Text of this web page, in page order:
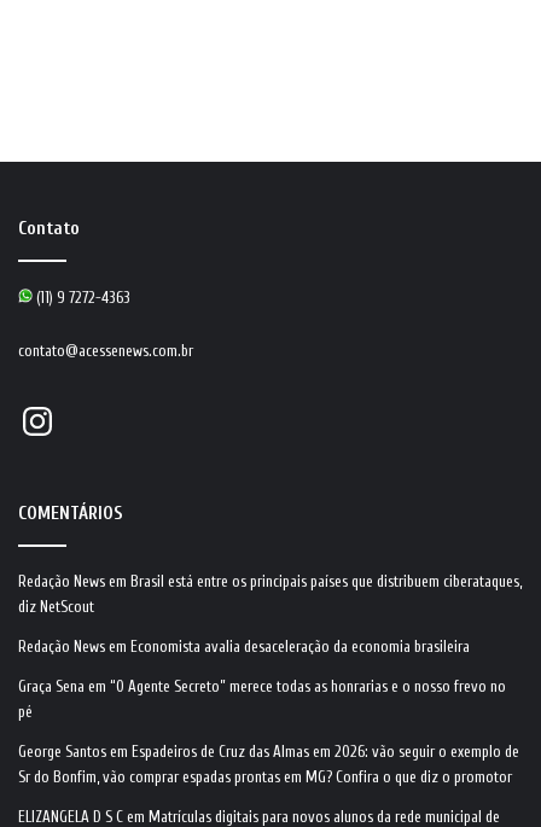
Contato
(11) 9 7272-4363
contato@acessenews.com.br
Instagram
COMENTÁRIOS
Redação News em Brasil está entre os principais países que distribuem ciberataques,
diz NetScout
Redação News em Economista avalia desaceleração da economia brasileira
Graça Sena em “O Agente Secreto” merece todas as honrarias e o nosso frevo no
pé
George Santos em Espadeiros de Cruz das Almas em 2026: vão seguir o exemplo de
Sr do Bonfim, vão comprar espadas prontas em MG? Confira o que diz o promotor
ELIZANGELA D S C em Matrículas digitais para novos alunos da rede municipal de